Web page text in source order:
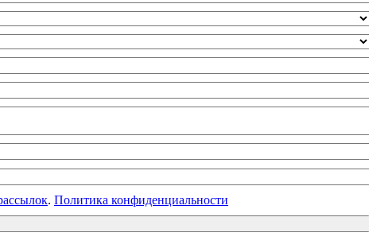
. Политика конфиденциальности